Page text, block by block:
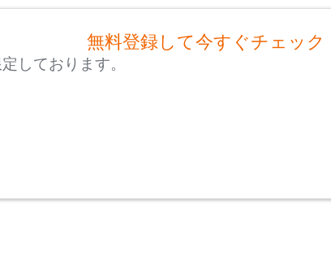
無料登録して今すぐチェック
しております。